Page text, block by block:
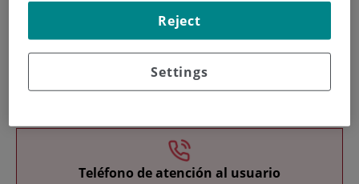
Docencia
Teléfono de atención al usuario
Settings
Reject